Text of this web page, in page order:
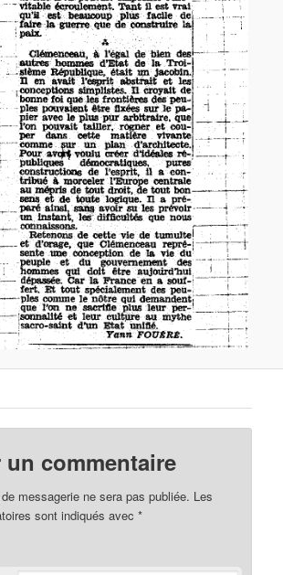
un commentaire
messagerie ne sera pas publiée. Les
sont indiqués avec*